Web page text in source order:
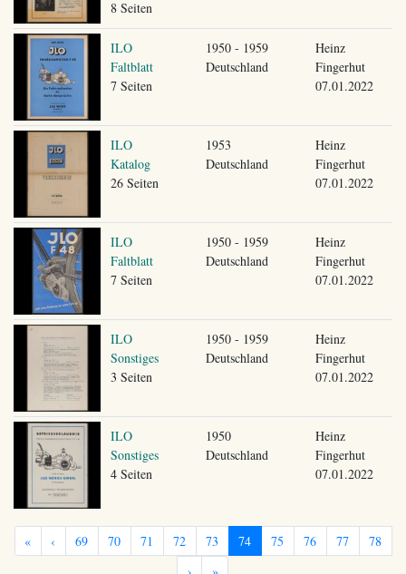
8 Seiten
ILO
Faltblatt
7 Seiten
1950 - 1959
Deutschland
Heinz
Fingerhut
07.01.2022
ILO
Katalog
26 Seiten
1953
Deutschland
Heinz
Fingerhut
07.01.2022
ILO
Faltblatt
7 Seiten
1950 - 1959
Deutschland
Heinz
Fingerhut
07.01.2022
ILO
Sonstiges
3 Seiten
1950 - 1959
Deutschland
Heinz
Fingerhut
07.01.2022
ILO
Sonstiges
4 Seiten
1950
Deutschland
Heinz
Fingerhut
07.01.2022
« ‹ 69 70 71 72 73 74 75 76 77
78
›
»